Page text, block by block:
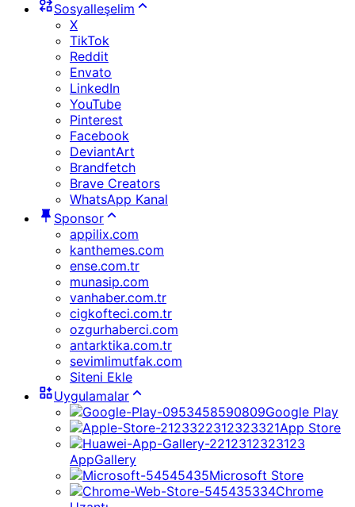
Sosyalleşelim
X
TikTok
Reddit
Envato
LinkedIn
YouTube
Pinterest
Facebook
DeviantArt
Brandfetch
Brave Creators
WhatsApp Kanal
Sponsor
appilix.com
kanthemes.com
ense.com.tr
munasip.com
vanhaber.com.tr
cigkofteci.com.tr
ozgurhaberci.com
antarktika.com.tr
sevimlimutfak.com
Siteni Ekle
Uygulamalar
Google Play
App Store
AppGallery
Microsoft Store
Chrome